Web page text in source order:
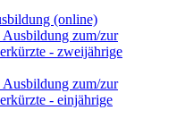
(online)
Ausbildung zum/zur
- zweijährige
Ausbildung zum/zur
- einjährige